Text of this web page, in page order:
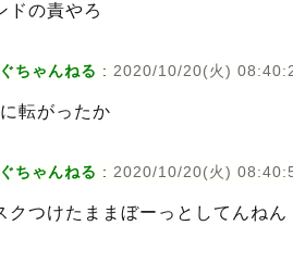
ドの責やろ
ちゃんねる : 2020/10/20(火)
転がったか
ちゃんねる : 2020/10/20(火)
クつけたままぼーっとしてんねん